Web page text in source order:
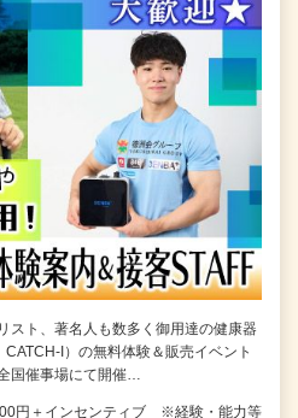
スト、著名人も数多く御用達の健康器
I）の無料体験＆販売イベント
国催事場にて開催…
円＋インセンティブ ※経験・能力等